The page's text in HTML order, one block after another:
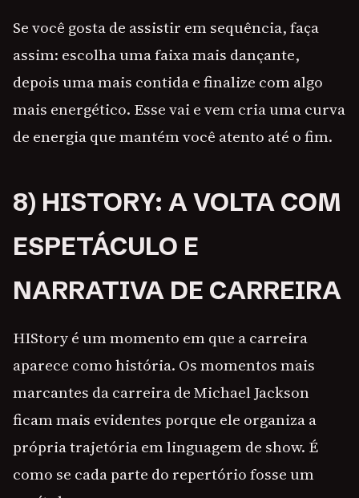
Se você gosta de assistir em sequência, faça
assim: escolha uma faixa mais dançante,
depois uma mais contida e finalize com algo
mais energético. Esse vai e vem cria uma curva
de energia que mantém você atento até o fim.
8) HISTORY: A VOLTA COM
ESPETÁCULO E
NARRATIVA DE CARREIRA
HIStory é um momento em que a carreira
aparece como história. Os momentos mais
marcantes da carreira de Michael Jackson
ficam mais evidentes porque ele organiza a
própria trajetória em linguagem de show. É
como se cada parte do repertório fosse um